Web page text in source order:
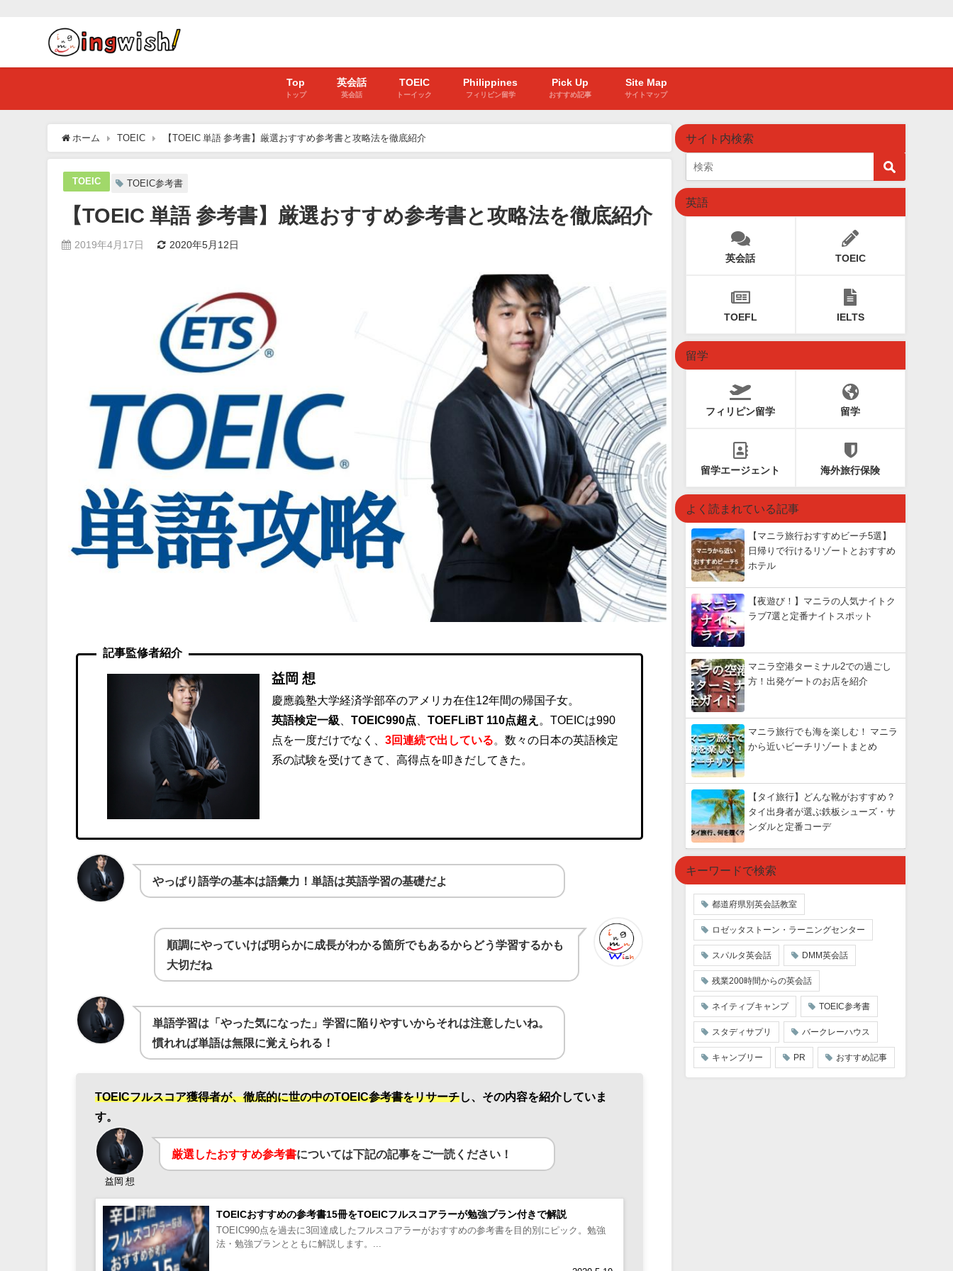
Top
トップ
英会話
英会話
TOEIC
トーイック
Philippines
フィリピン留学
Pick Up
おすすめ記事
Site Map
サイトマップ
ホーム TOEIC 【TOEIC 単語 参考書】厳選おすすめ参考書と攻略法を徹底紹介
TOEIC TOEIC参考書
【TOEIC 単語 参考書】厳選おすすめ参考書と攻略法を徹底紹介
2019年4月17日 2020年5月12日
記事監修者紹介
益岡 想
慶應義塾大学経済学部卒のアメリカ在住12年間の帰国子女。
英語検定一級
TOEIC990点 TOEFLiBT 110点超え 。 TOEICは990
点を一度だけでなく、 3回連続で出している。 数々の日本の英語検定
系の試験を受けてきて、高得点を叩きだしてきた。
やっぱり語学の基本は語彙力！単語は英語学習の基礎だよ
順調にやっていけば明らかに成長がわかる箇所でもあるからどう学習するかも
大切だね
単語学習は「やった気になった」学習に陥りやすいからそれは注意したいね。
慣れれば単語は無限に覚えられる！
TOEICフルスコア獲得者が、徹底的に世の中のTOEIC参考書をリサーチし、 その内容を紹介していま
す。
益岡 想
厳選したおすすめ参考書については下記の記事をご一読ください！
TOEICおすすめの参考書15冊をTOEICフルスコアラーが勉強プラン付きで解説
TOEIC990点を過去に3回達成したフルスコアラーがおすすめの参考書を目的別にピック。勉強
法・勉強プランとともに解説します。...
サイト内検索
英語
英会話 TOEIC
TOEFL IELTS
留学
フィリピン留学 留学
留学エージェント 海外旅行保険
よく読まれている記事
【マニラ旅行おすすめビーチ5選】
日帰りで行けるリゾートとおすすめ
ホテル
【夜遊び！】マニラの人気ナイトク
ラブ7選と定番ナイトスポット
マニラ空港ターミナル2での過ごし
方！出発ゲートのお店を紹介
マニラ旅行でも海を楽しむ！ マニラ
から近いビーチリゾートまとめ
【タイ旅行】どんな靴がおすすめ？
タイ出身者が選ぶ鉄板シューズ・サ
ンダルと定番コーデ
キーワードで検索
都道府県別英会話教室
ロゼッタストーン・ラーニングセンター
スパルタ英会話 DMM英会話
残業200時間からの英会話
ネイティブキャンプ TOEIC参考書
スタディサプリ バークレーハウス
キャンブリー PR おすすめ記事